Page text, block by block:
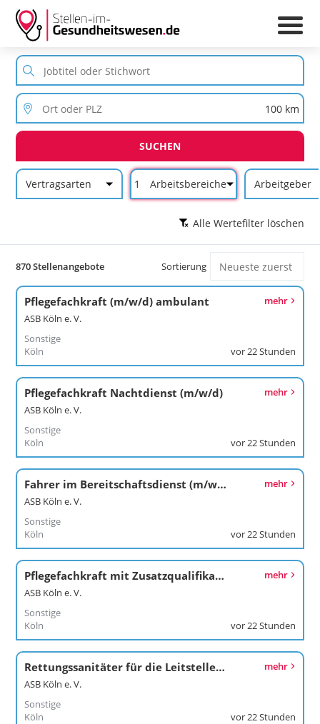
SUCHEN
Vertragsarten 1 Arbeitsbereiche Arbeitgeber
Alle Wertefilter löschen
870 Stellenangebote Sortierung
Pflegefachkraft (m/w/d) ambulant
ASB Köln e. V.
Sonstige
Köln
mehr
vor 22 Stunden
Pflegefachkraft Nachtdienst (m/w/d)
ASB Köln e. V.
Sonstige
Köln
mehr
vor 22 Stunden
Fahrer im Bereitschaftsdienst (m/w/d)
ASB Köln e. V.
Sonstige
Köln
mehr
vor 22 Stunden
Pflegefachkraft mit Zusatzqualifikation in der ambulanten psychatrischen Pflege (m/w/d)
ASB Köln e. V.
Sonstige
Köln
mehr
vor 22 Stunden
Rettungssanitäter für die Leitstelle (m/w/d)
ASB Köln e. V.
Sonstige
Köln
mehr
vor 22 Stunden